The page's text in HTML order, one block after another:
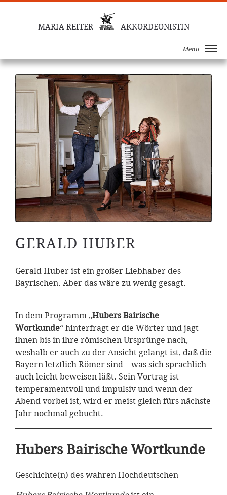
MARIA REITER AKKORDEONISTIN
Menu
GERALD HUBER
Gerald Huber ist ein großer Liebhaber des
Bayrischen. Aber das wäre zu wenig gesagt.
In dem Programm „Hubers Bairische
Wortkunde“ hinterfragt er die Wörter und jagt
ihnen bis in ihre römischen Ursprünge nach,
weshalb er auch zu der Ansicht gelangt ist, daß die
Bayern letztlich Römer sind – was sich sprachlich
auch leicht beweisen läßt. Sein Vortrag ist
temperamentvoll und impulsiv und wenn der
Abend vorbei ist, wird er meist gleich fürs nächste
Jahr nochmal gebucht.
Hubers Bairische Wortkunde
Geschichte(n) des wahren Hochdeutschen